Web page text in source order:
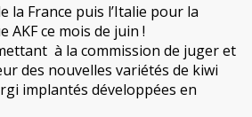
la France puis l’Italie pour la
AKF ce mois de juin !
à la commission de juger et
des nouvelles variétés de kiwi
implantés développées en